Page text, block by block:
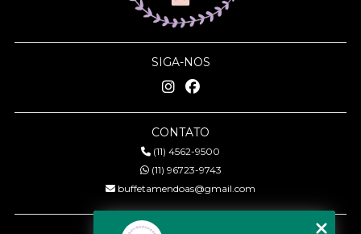
SIGA-NOS
CONTATO
(11) 4562-9500
(11) 96723-9743
buffetamendoas@gmail.com